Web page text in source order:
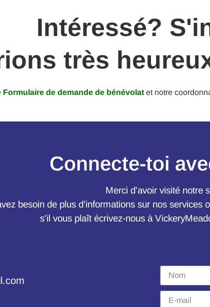
Intéressé?
très
Formulaire de demande de bénévolat et notre
Connecte-toi
Merci d'avoir visité notre
besoin de plus d'informations sur nos services
s'il vous plaît écrivez-nous à